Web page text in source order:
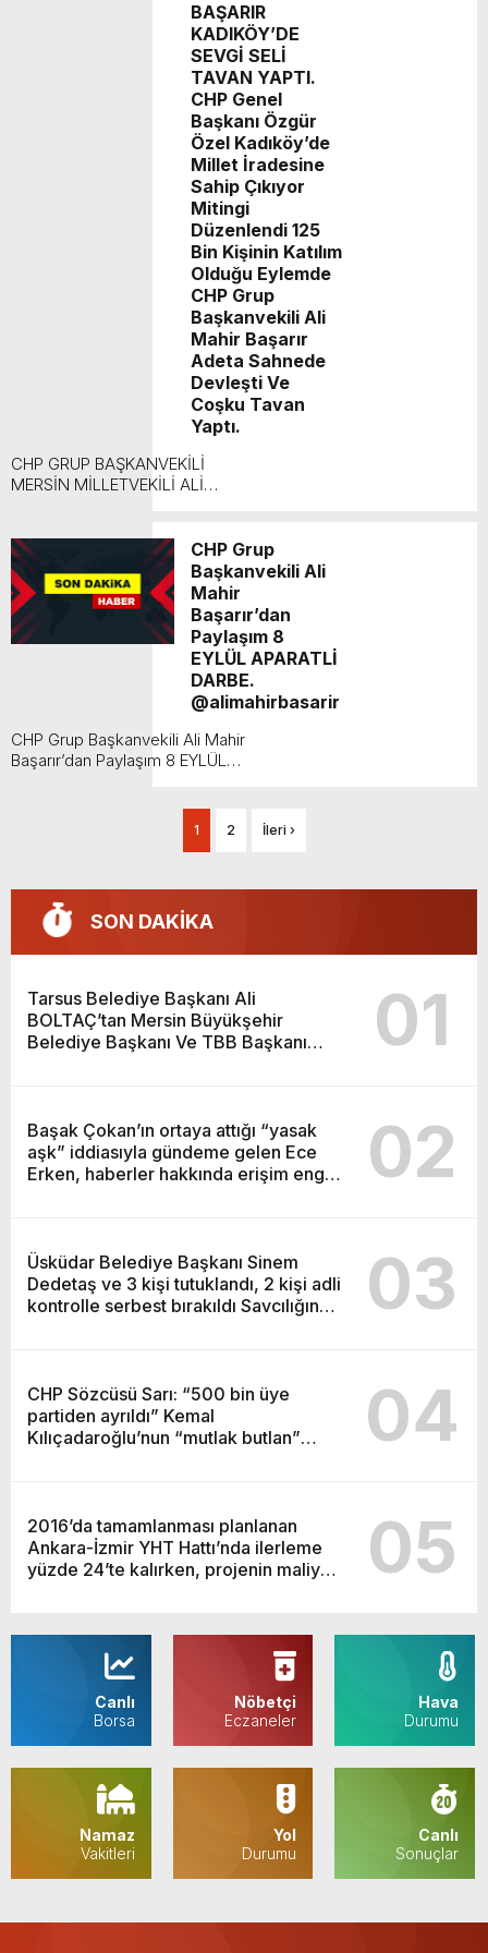
BAŞARIR
KADIKÖY’DE
SEVGİ SELİ
TAVAN YAPTI.
CHP Genel
Başkanı Özgür
Özel Kadıköy’de
Millet İradesine
Sahip Çıkıyor
Mitingi
Düzenlendi 125
Bin Kişinin Katılım
Olduğu Eylemde
CHP Grup
Başkanvekili Ali
Mahir Başarır
Adeta Sahnede
Devleşti Ve
Coşku Tavan
Yaptı.
CHP GRUP BAŞKANVEKİLİ
MERSİN MİLLETVEKİLİ ALİ
Genel Başkanı Özgür Özel
Kadıköy’de Millet...
CHP Grup
Başkanvekili Ali
Mahir
Başarır’dan
Paylaşım 8
EYLÜL APARATLİ
DARBE.
@alimahirbasarir
CHP Grup Başkanvekili Ali Mahir
Başarır’dan Paylaşım 8 EYLÜL
1 2 İleri ›
SON DAKİKA
Tarsus Belediye Başkanı Ali
BOLTAÇ’tan Mersin Büyükşehir
Belediye Başkanı Ve TBB Başkanı
Belediye Başkanımız Sayın Vahap
Seçer’i makamında ziyaret ettik.
Kentimiz başta olmak üzere yerel
çalışmalar üzerine verimli bir görüşme
gerçekleştirdik. Nazik ev sahipliği ve
kıymetli değerlendirmeleri için
01
Başak Çokan’ın ortaya attığı “yasak
aşk” iddiasıyla gündeme gelen Ece
Erken, haberler hakkında erişim engeli
02
Üsküdar Belediye Başkanı Sinem
Dedetaş ve 3 kişi tutuklandı, 2 kişi adli
kontrolle serbest bırakıldı Savcılığın
mahkemeye sevk ettiği Dedetaş ve
arkadaşları tutuklandı.
03
CHP Sözcüsü Sarı: “500 bin üye
partiden ayrıldı” Kemal
Kılıçadaroğlu’nun “mutlak butlan”
açıklamada partiden istifa eden üye
sayısının “500 bin olduğunu” söyledi.
04
2016’da tamamlanması planlanan
Ankara-İzmir YHT Hattı’nda ilerleme
yüzde 24’te kalırken, projenin maliyeti
05
Canlı
Borsa
Nöbetçi
Eczaneler
Hava
Durumu
Namaz
Vakitleri
Yol
Durumu
Canlı
Sonuçlar